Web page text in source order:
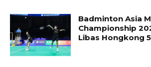
Badminton Asia
Championship
Libas Hongkong